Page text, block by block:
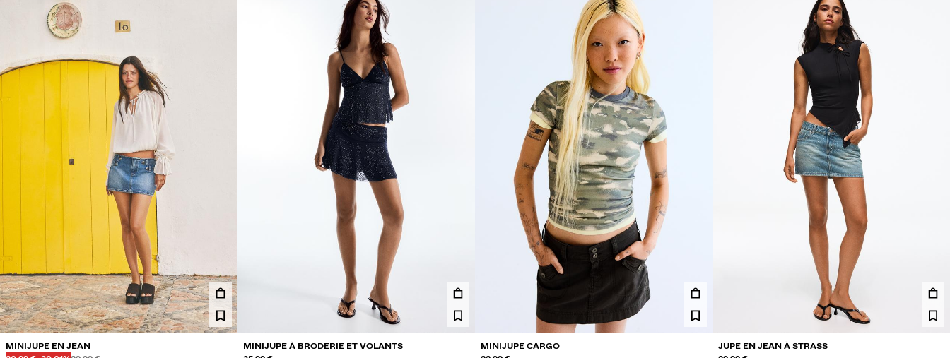
MINIJUPE EN JEAN
MINIJUPE À BRODERIE ET VOLANTS
MINIJUPE CARGO
JUPE EN JEAN À STRASS